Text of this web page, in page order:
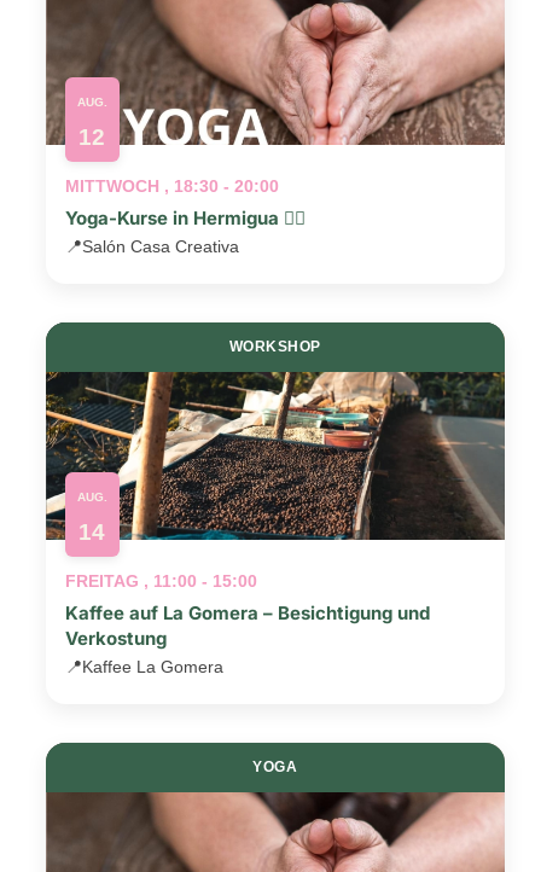
AUG.
12
MITTWOCH , 18:30 - 20:00
Yoga-Kurse in Hermigua 🧘‍♂️
📍Salón Casa Creativa
WORKSHOP
AUG.
14
FREITAG , 11:00 - 15:00
Kaffee auf La Gomera – Besichtigung und
Verkostung
📍Kaffee La Gomera
YOGA